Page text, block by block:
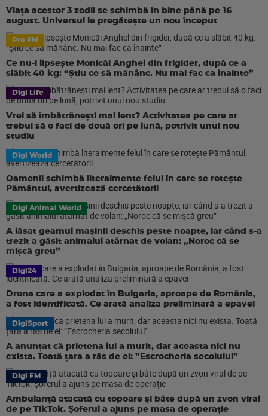
Viața acestor 3 zodii se schimbă în bine până pe 16
august. Universul le pregătește un nou început
Pro FM
Ce nu-i lipsește Monicăi Anghel din frigider, după ce a
slăbit 40 kg: “Știu ce să mănânc. Nu mai fac ca înainte”
Digi Life
Vrei să îmbătrânești mai lent? Activitatea pe care ar
trebui să o faci de două ori pe lună, potrivit unui nou
studiu
Digi World
Oamenii schimbă literalmente felul în care se rotește
Pământul, avertizează cercetătorii
Digi Animal World
A lăsat geamul mașinii deschis peste noapte, iar când s-a
trezit a găsit animalul atârnat de volan: „Noroc că se
mișcă greu”
Digi24
Drona care a explodat în Bulgaria, aproape de România,
a fost identificată. Ce arată analiza preliminară a epavei
DigiSport
A anunțat că prietena lui a murit, dar aceasta nici nu
exista. Toată țara a râs de el: ”Escrocheria secolului”
Digi FM
Ambulanță atacată cu topoare și bâte după un zvon viral
de pe TikTok. Șoferul a ajuns pe masa de operație